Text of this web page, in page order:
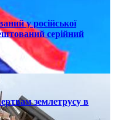
у російської
серійний
землетрусу в